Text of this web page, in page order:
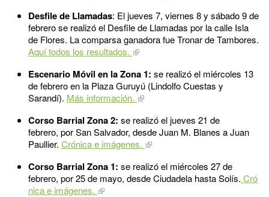
Desfile de Llamadas: El jueves 7, viernes 8 y sábado 9 de
febrero se realizó el Desfile de Llamadas por la calle Isla
de Flores. La comparsa ganadora fue Tronar de Tambores.
Aquí todos los resultados.
Escenario Móvil en la Zona 1: se realizó el miércoles 13
de febrero en la Plaza Guruyú (Lindolfo Cuestas y
Sarandí). Más información.
Corso Barrial Zona 2: se realizó el jueves 21 de
febrero, por San Salvador, desde Juan M. Blanes a Juan
Paullier. Crónica e imágenes.
Corso Barrial Zona 1: se realizó el miércoles 27 de
febrero, por 25 de mayo, desde Ciudadela hasta Solís. Cró
nica e imágenes.